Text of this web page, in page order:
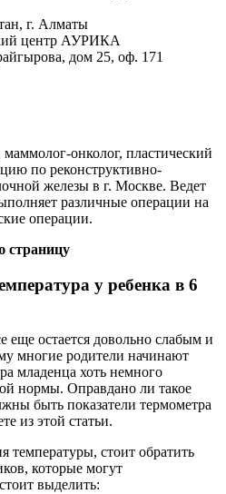
г. Алматы
центр АУРИКА
дом 25, оф. 171
онколог, пластический
по реконструктивно-
железы в г. Москве. Ведет
различные операции на
операции.
страницу
у ребенка в 6
остается довольно слабым и
многие родители начинают
младенца хоть немного
нормы. Оправдано ли такое
быть показатели термометра
из этой статьи.
температуры, стоит обратить
которые могут
выделить: